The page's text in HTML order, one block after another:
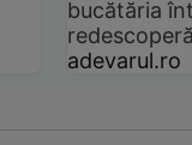
bucătăria
adevarul.ro